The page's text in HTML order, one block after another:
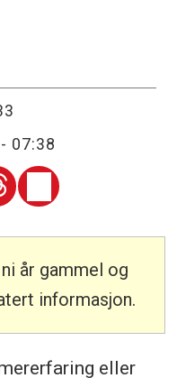
- 07:38
år gammel og
informasjon.
eller